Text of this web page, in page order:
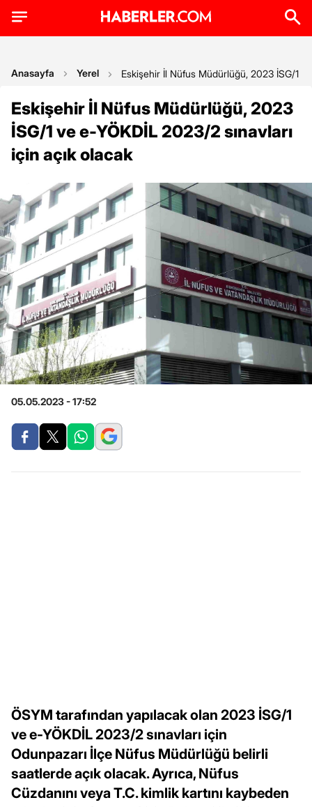
Anasayfa Yerel Eskişehir İl Nüfus Müdürlüğü, 2023 İSG/1
Eskişehir İl Nüfus Müdürlüğü, 2023
İSG/1 ve e-YÖKDİL 2023/2 sınavları
için açık olacak
05.05.2023 - 17:52
ÖSYM tarafından yapılacak olan 2023 İSG/1
ve e-YÖKDİL 2023/2 sınavları için
Odunpazarı İlçe Nüfus Müdürlüğü belirli
saatlerde açık olacak. Ayrıca, Nüfus
Cüzdanını veya T.C. kimlik kartını kaybeden